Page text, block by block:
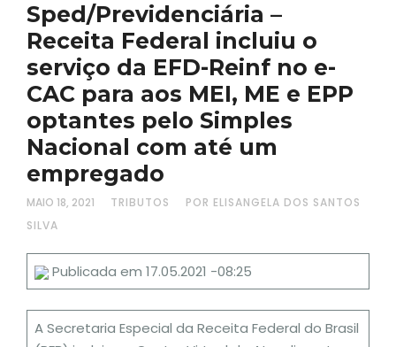
Sped/Previdenciária –
Receita Federal incluiu o
serviço da EFD-Reinf no e-
CAC para aos MEI, ME e EPP
optantes pelo Simples
Nacional com até um
empregado
MAIO 18, 2021 TRIBUTOS
POR ELISANGELA DOS SANTOS
SILVA
Publicada em 17.05.2021 -08:25
A Secretaria Especial da Receita Federal do Brasil